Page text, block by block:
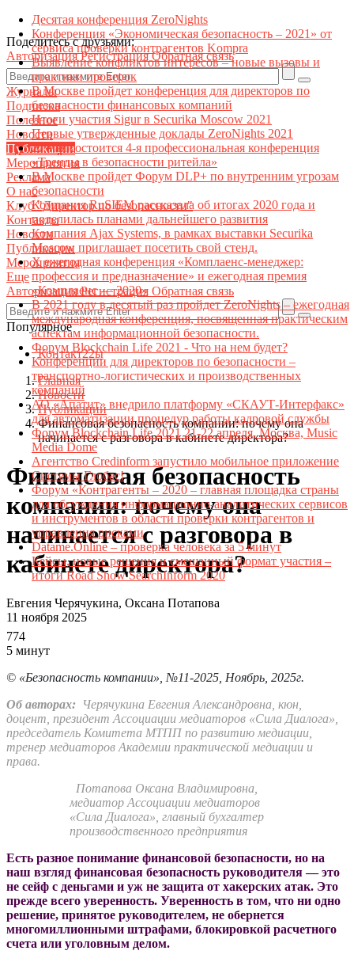
Поделитесь с друзьями:
АвторизацияРегистрацияОбратная связь
Журналы
Подписка
Полезное
Новости
Публикации
Мероприятия
Реклама
О нас
Клуб "Директор по безопасности"
Контакты
Новости
Публикации
Мероприятия
Еще
АвторизацияРегистрация Обратная связь
Популярное
Десятая конференция ZeroNights
Конференция «Экономическая безопасность – 2021» от
сервиса проверки контрагентов Kompra
Выявление конфликтов интересов – новые вызовы и
практики проверок
В Москве пройдет конференция для директоров по
безопасности финансовых компаний
Итоги участия Sigur в Securika Moscow 2021
Первые утвержденные доклады ZeroNights 2021
27 мая состоится 4-я профессиональная конференция
«Тренды в безопасности ритейла»
В Москве пройдет Форум DLP+ по внутренним угрозам
безопасности
Компания RuSIEM рассказала об итогах 2020 года и
поделилась планами дальнейшего развития
Компания Ajax Systems, в рамках выставки Securika
Moscow приглашает посетить свой стенд.
X ежегодная конференция «Комплаенс-менеджер:
профессия и предназначение» и ежегодная премия
«Комплаенс — 2020»
В 2021 году в десятый раз пройдет ZeroNights – ежегодная
международная конференция, посвященная практическим
аспектам информационной безопасности.
Форум Blockchain Life 2021 - Что на нем будет?
Конференции для директоров по безопасности –
транспортно-логистических и производственных
компаний
АО «Апатит» внедрило платформу «СКАУТ-Интерфакс»
для автоматизации процедур работы кадровой службы
Форум Blockchain Life 2021 21-22 апреля, Москва, Music
Media Dome
Агентство Credinform запустило мобильное приложение
Системы Глобас!
Форум «Контрагенты – 2020 – главная площадка страны
для обсуждения информационно-аналитических сервисов
и инструментов в области проверки контрагентов и
управления рисками
Datame.Online – проверка человека за 5 минут
Кейсы, новые решения и смешанный формат участия –
итоги Road Show SearchInform 2020
Контакт22ы
Главная
Новости
Публикации
Финансовая безопасность компании: почему она
начинается с разговора в кабинете директора?
Финансовая безопасность
компании: почему она
начинается с разговора в
кабинете директора?
Евгения Черячукина, Оксана Потапова
11 ноября 2025
774
5 минут
© «Безопасность компании», №11-2025, Ноябрь, 2025г.
Об авторах:
Черячукина Евгения Александровна, кюн,
доцент, президент Ассоциации медиаторов «Сила Диалога»,
председатель Комитета МТПП по развитию медиации,
тренер медиаторов Академии практической медиации и
права.
Потапова Оксана Владимировна,
медиатор Ассоциации медиаторов
«Сила Диалога», главный бухгалтер
производственного предприятия
Есть разное понимание финансовой безопасности, но на
наш взгляд финансовая безопасность руководителя — это
не сейф с деньгами и уж не защита от хакерских атак. Это
прежде всего уверенность. Уверенность в том, что ни одно
решение, принятое руководителем, не обернется
многомиллионными штрафами, блокировкой расчетного
счета или уголовным делом.